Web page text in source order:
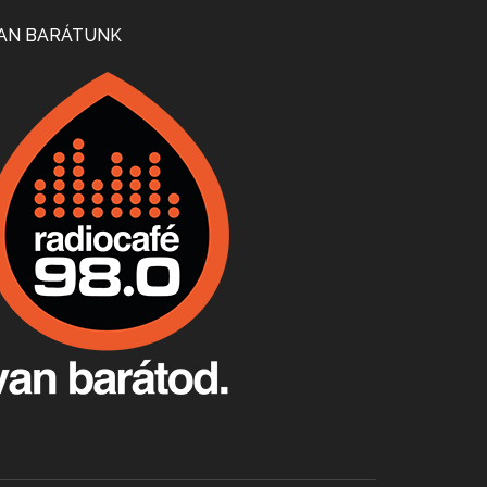
Apr 24, 2026 • 00:38:10
Villány, kékfrankos, Jackfall
Apr 17, 2026 • 00:35:38
Apr 9, 2026 • 00:37:17
BARÁTUNK